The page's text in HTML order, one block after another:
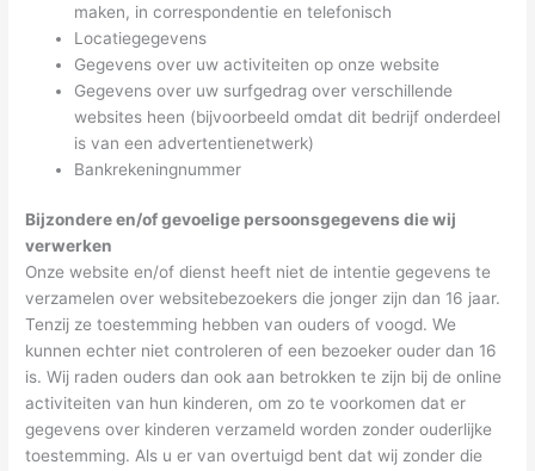
maken, in correspondentie en telefonisch
Locatiegegevens
Gegevens over uw activiteiten op onze website
Gegevens over uw surfgedrag over verschillende
websites heen (bijvoorbeeld omdat dit bedrijf onderdeel
is van een advertentienetwerk)
Bankrekeningnummer
Bijzondere en/of gevoelige persoonsgegevens die wij
verwerken
Onze website en/of dienst heeft niet de intentie gegevens te
verzamelen over websitebezoekers die jonger zijn dan 16 jaar.
Tenzij ze toestemming hebben van ouders of voogd. We
kunnen echter niet controleren of een bezoeker ouder dan 16
is. Wij raden ouders dan ook aan betrokken te zijn bij de online
activiteiten van hun kinderen, om zo te voorkomen dat er
gegevens over kinderen verzameld worden zonder ouderlijke
toestemming. Als u er van overtuigd bent dat wij zonder die